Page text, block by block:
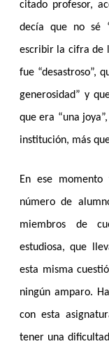
citado profesor,
decía que no sé
escribir la cifra de
fue “desastroso”,
generosidad” y
que era “una
institución, más
En ese
número de
miembros de
estudiosa, que
esta misma
ningún amparo.
con esta
tener una